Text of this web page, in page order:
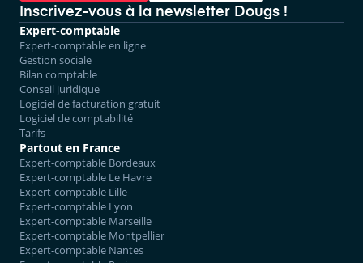
Inscrivez-vous à la newsletter Dougs !
Expert-comptable
Expert-comptable en ligne
Gestion sociale
Bilan comptable
Conseil juridique
Logiciel de facturation gratuit
Logiciel de comptabilité
Tarifs
Partout en France
Expert-comptable Bordeaux
Expert-comptable Le Havre
Expert-comptable Lille
Expert-comptable Lyon
Expert-comptable Marseille
Expert-comptable Montpellier
Expert-comptable Nantes